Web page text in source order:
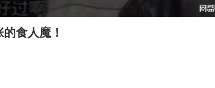
百年大党建设得更加坚强有力
鞋散发异味 司机提醒反被怼
食人魔！